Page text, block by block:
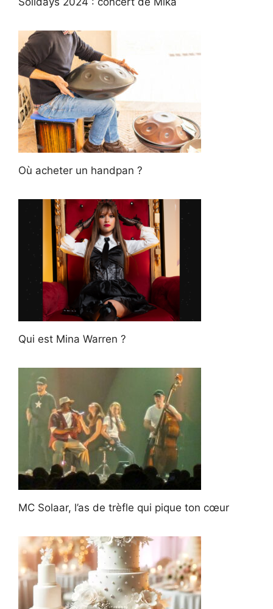
Où acheter un handpan ?
Qui est Mina Warren ?
MC Solaar, l’as de trèfle qui pique ton cœur